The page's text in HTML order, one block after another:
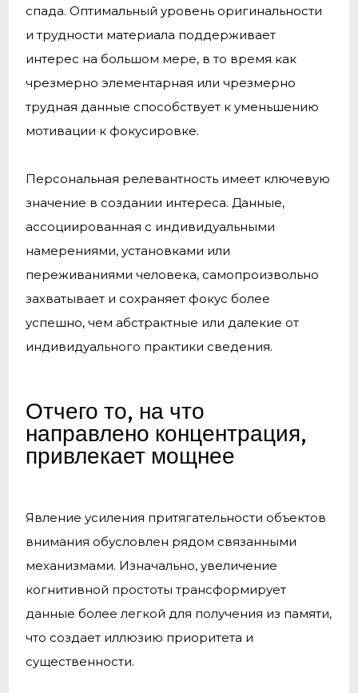
спада. Оптимальный уровень оригинальности
и трудности материала поддерживает
интерес на большом мере, в то время как
чрезмерно элементарная или чрезмерно
трудная данные способствует к уменьшению
мотивации к фокусировке.
Персональная релевантность имеет ключевую
значение в создании интереса. Данные,
ассоциированная с индивидуальными
намерениями, установками или
переживаниями человека, самопроизвольно
захватывает и сохраняет фокус более
успешно, чем абстрактные или далекие от
индивидуального практики сведения.
Отчего то, на что
направлено концентрация,
привлекает мощнее
Явление усиления притягательности объектов
внимания обусловлен рядом связанными
механизмами. Изначально, увеличение
когнитивной простоты трансформирует
данные более легкой для получения из памяти,
что создает иллюзию приоритета и
существенности.